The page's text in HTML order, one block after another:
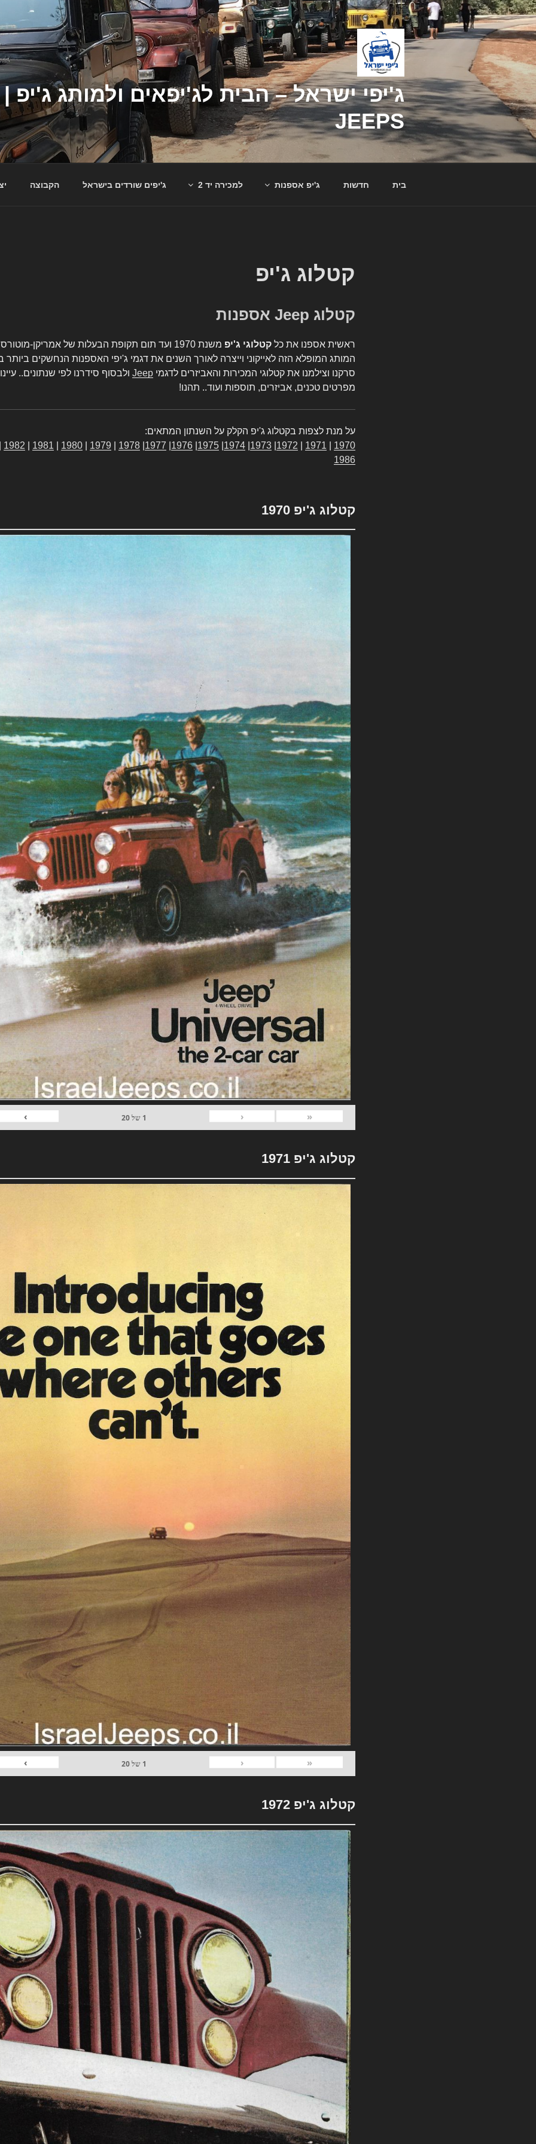
דילוג
לתוכן
JEEPS
בית חדשות ג'יפ אספנות למכירה יד 2 ג'יפים שורדים בישראל הקבוצה
קטלוג ג'יפ
קטלוג Jeep אספנות
ראשית אספנו את כל קטלוגי ג'יפ
משנת 1970 ועד תום תקופת הבעלות של אמריקן-
המותג המופלא הזה לאייקוני וייצרה לאורך השנים את דגמי ג'יפי האספנות הנחשקים
סרקנו וצילמנו את קטלוגי המכירות והאביזרים לדגמי Jeep ולבסוף סידרנו לפי שנתונים..
מפרטים טכנים, אביזרים, תוספות ועוד.. תהנו!
על מנת לצפות בקטלוג ג'יפ הקלק על השנתון המתאים:
1970
1971
1972
1973
1974
1975
1976
1977
1978
1979
1980
1981
1982
1986
קטלוג ג'יפ 1970
«
‹
1 של20
›
קטלוג ג'יפ 1971
«
‹
1 של20
›
קטלוג ג'יפ 1972